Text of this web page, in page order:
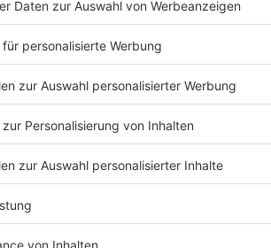
Regierungsbezirk
soll es mindestens eine Modellregion
soll, darüber wolle man aber auch noch
will die CSU keine Kommune
können», sagte der CSU-
will Holetschek nicht lange warten,
umsetzen: «Wir wollen dann nicht
rasch handeln.»